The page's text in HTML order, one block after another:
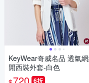
KeyWear奇威名品 透氣
閒西裝外套-白色
6折